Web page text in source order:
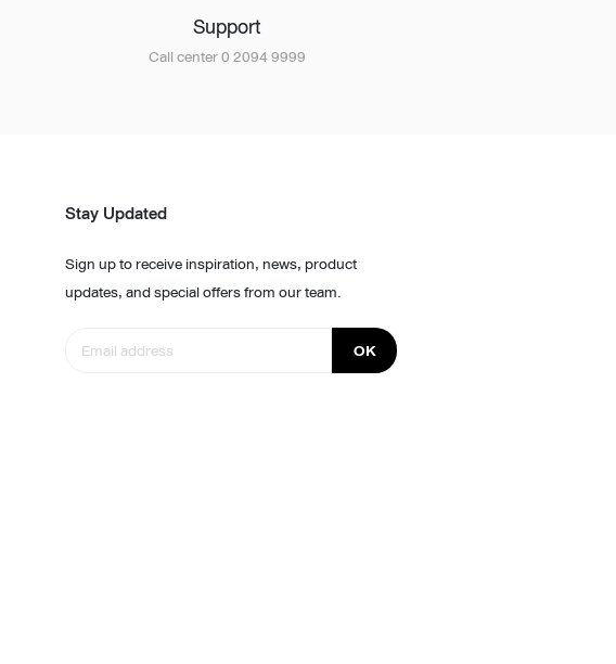
Support
Call center 0 2094 9999
Stay Updated
Sign up to receive inspiration, news, product
updates, and special offers from our team.
OK